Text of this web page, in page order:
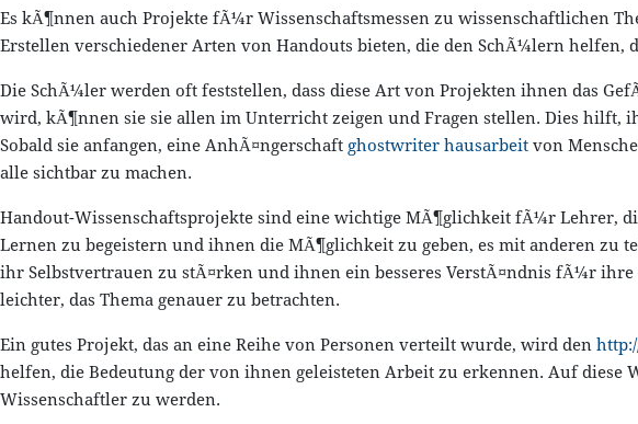
Es kÃ¶nnen auch Projekte fÃ¼r Wissenschaftsmessen zu wissenschaftlichen
Erstellen verschiedener Arten von Handouts bieten, die den SchÃ¼lern
Die SchÃ¼ler werden oft feststellen, dass diese Art von Projekten ihnen das
wird, kÃ¶nnen sie sie allen im Unterricht zeigen und Fragen stellen. Dies hilft,
Sobald sie anfangen, eine AnhÃ¤ngerschaft ghostwriter hausarbeit von
alle sichtbar zu machen.
Handout-Wissenschaftsprojekte sind eine wichtige MÃ¶glichkeit fÃ¼r
Lernen zu begeistern und ihnen die MÃ¶glichkeit zu geben, es mit anderen
ihr Selbstvertrauen zu stÃ¤rken und ihnen ein besseres VerstÃ¤ndnis fÃ¼r
leichter, das Thema genauer zu betrachten.
Ein gutes Projekt, das an eine Reihe von Personen verteilt wurde, wird den
helfen, die Bedeutung der von ihnen geleisteten Arbeit zu erkennen. Auf
Wissenschaftler zu werden.